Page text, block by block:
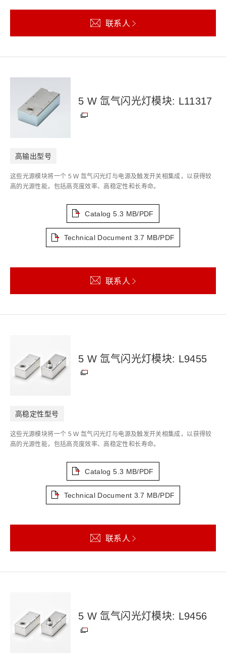
联系人
5 W 氙气闪光灯模块: L11317
高输出型号
这些光源模块将一个 5 W 氙气闪光灯与电源及触发开关相集成，以获得较
高的光源性能，包括高亮度效率、高稳定性和长寿命。
Catalog 5.3 MB/PDF
Technical Document 3.7 MB/PDF
联系人
5 W 氙气闪光灯模块: L9455
高稳定性型号
这些光源模块将一个 5 W 氙气闪光灯与电源及触发开关相集成，以获得较
高的光源性能，包括高亮度效率、高稳定性和长寿命。
Catalog 5.3 MB/PDF
Technical Document 3.7 MB/PDF
联系人
5 W 氙气闪光灯模块: L9456